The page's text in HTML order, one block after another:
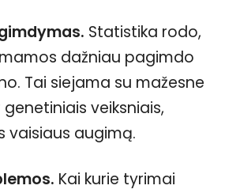
Statistika rodo,
dažniau pagimdo
Tai siejama su mažesne
veiksniais,
vaisiaus augimą.
Kai kurie tyrimai